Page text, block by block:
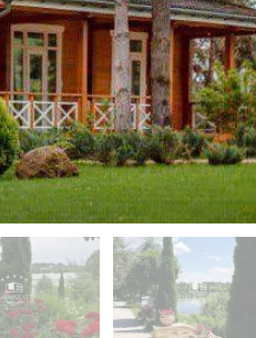
Е
-
С
Т
О
Р
А
Н
З
А
Н
И